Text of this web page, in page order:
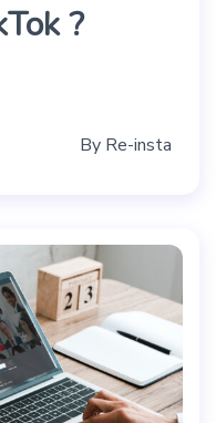
?
By Re-insta